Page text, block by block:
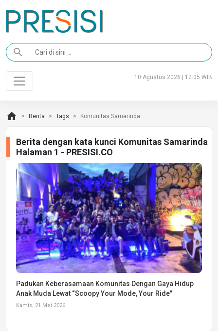
search
10 Agustus 2026 | 12:05 WIB
home Berita Tags Komunitas Samarinda
Berita dengan kata kunci Komunitas Samarinda
Halaman 1 - PRESISI.CO
Padukan Keberasamaan Komunitas Dengan Gaya Hidup
Anak Muda Lewat “Scoopy Your Mode, Your Ride"
Kamis, 21 Mei 2026